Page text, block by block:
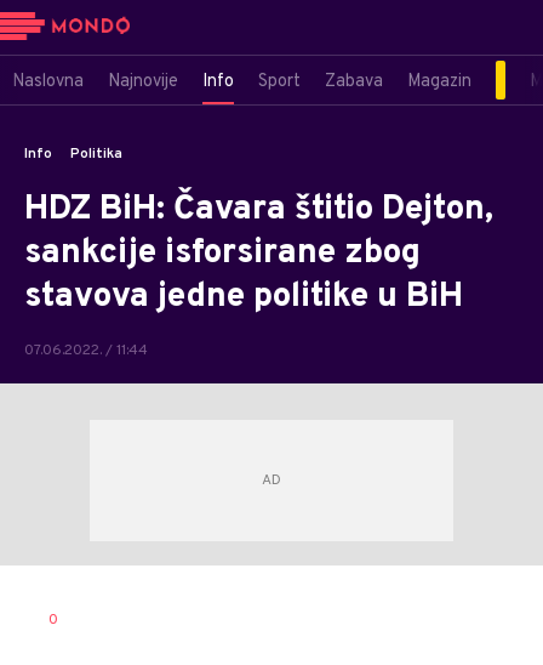
Naslovna Najnovije Info Sport Zabava Magazin
Info Politika
HDZ BiH: Čavara štitio Dejton,
sankcije isforsirane zbog
stavova jedne politike u BiH
07.06.2022. / 11:44
AUTOR
0